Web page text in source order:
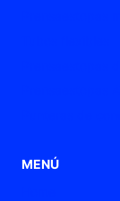
MENÚ